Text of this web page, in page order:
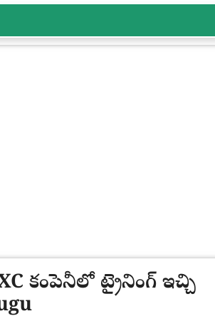
కంపెనీలో ట్రైనింగ్ ఇచ్చి